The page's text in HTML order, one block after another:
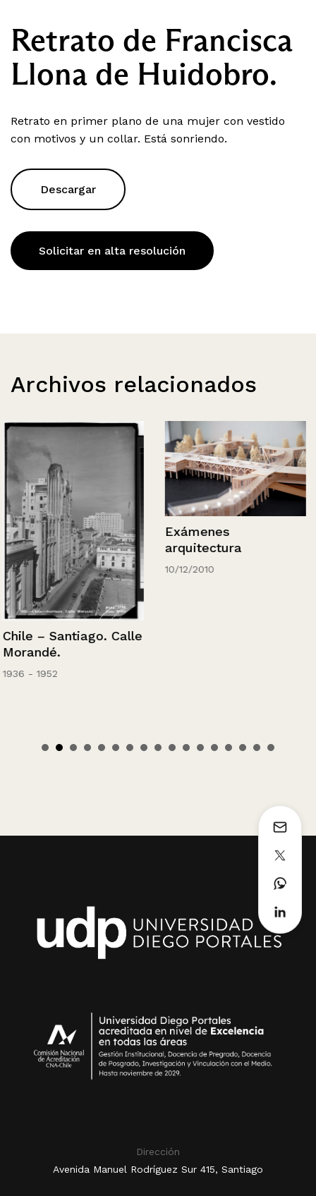
Retrato de Francisca
Llona de Huidobro.
Retrato en primer plano de una mujer con vestido
con motivos y un collar. Está sonriendo.
Descargar
Solicitar en alta resolución
Archivos relacionados
Chile – Santiago. Calle
Morandé.
1936 - 1952
Exámenes
arquitectura
10/12/2010
Dirección
Avenida Manuel Rodríguez Sur 415, Santiago